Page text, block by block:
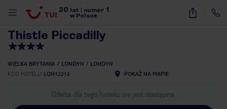
30 lat numer 1
w Polsce
20
Thistle Piccadilly
WIELKA BRYTANIA LONDYN
LONDYN
KOD HOTELU LON12212 POKAŻ NA MAPIE
Oferta dla tego hotelu nie jest dostępna.